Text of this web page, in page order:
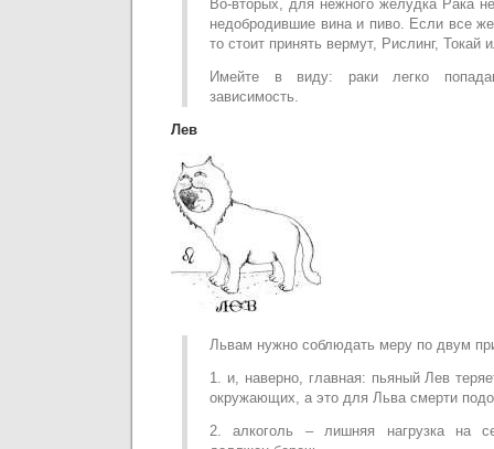
Во-вторых, для нежного желудка Рака
недобродившие вина и пиво. Если все
то стоит принять вермут, Рислинг, Токай
Имейте в виду: раки легко
зависимость.
Лев
Львам нужно соблюдать меру по двум
1. и, наверно, главная: пьяный Лев
окружающих, а это для Льва смерти
2. алкоголь – лишняя нагрузка на